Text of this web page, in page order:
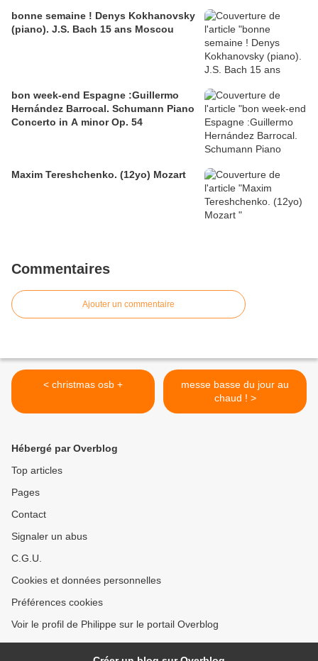
bonne semaine ! Denys Kokhanovsky
(piano). J.S. Bach 15 ans Moscou
bon week-end Espagne :Guillermo
Hernández Barrocal. Schumann Piano
Concerto in A minor Op. 54
Maxim Tereshchenko. (12yo) Mozart
Commentaires
Ajouter un commentaire
< christmas osb +
messe basse du jour au
chaud ! >
Hébergé par Overblog
Top articles
Pages
Contact
Signaler un abus
C.G.U.
Cookies et données personnelles
Préférences cookies
Voir le profil de Philippe sur le portail Overblog